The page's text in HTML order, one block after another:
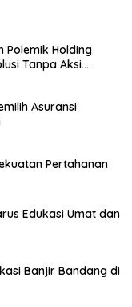
Polemik Holding
Tanpa Aksi
Asuransi
Pertahanan
Edukasi Umat dan
Banjir Bandang di